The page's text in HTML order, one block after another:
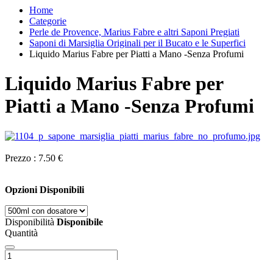
Home
Categorie
Perle de Provence, Marius Fabre e altri Saponi Pregiati
Saponi di Marsiglia Originali per il Bucato e le Superfici
Liquido Marius Fabre per Piatti a Mano -Senza Profumi
Liquido Marius Fabre per
Piatti a Mano -Senza Profumi
Prezzo : 7.50 €
Opzioni Disponibili
Disponibilità Disponibile
Quantità